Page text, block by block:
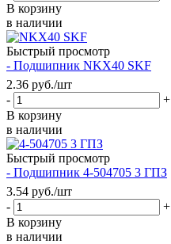
В корзину
в наличии
Быстрый просмотр
- Подшипник NKX40 SKF
2.36 руб./шт
-
+
В корзину
в наличии
Быстрый просмотр
- Подшипник 4-504705 3 ГПЗ
3.54 руб./шт
-
+
В корзину
в наличии